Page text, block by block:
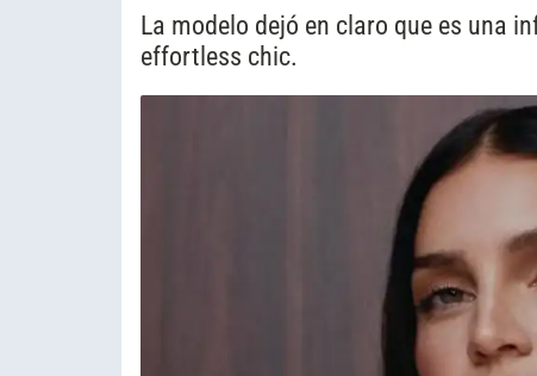
La modelo dejó en claro que es una
effortless chic.